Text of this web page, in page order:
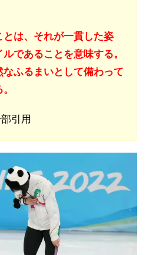
は、それが一貫した姿
であることを意味する。
ふるまいとして備わって
引用